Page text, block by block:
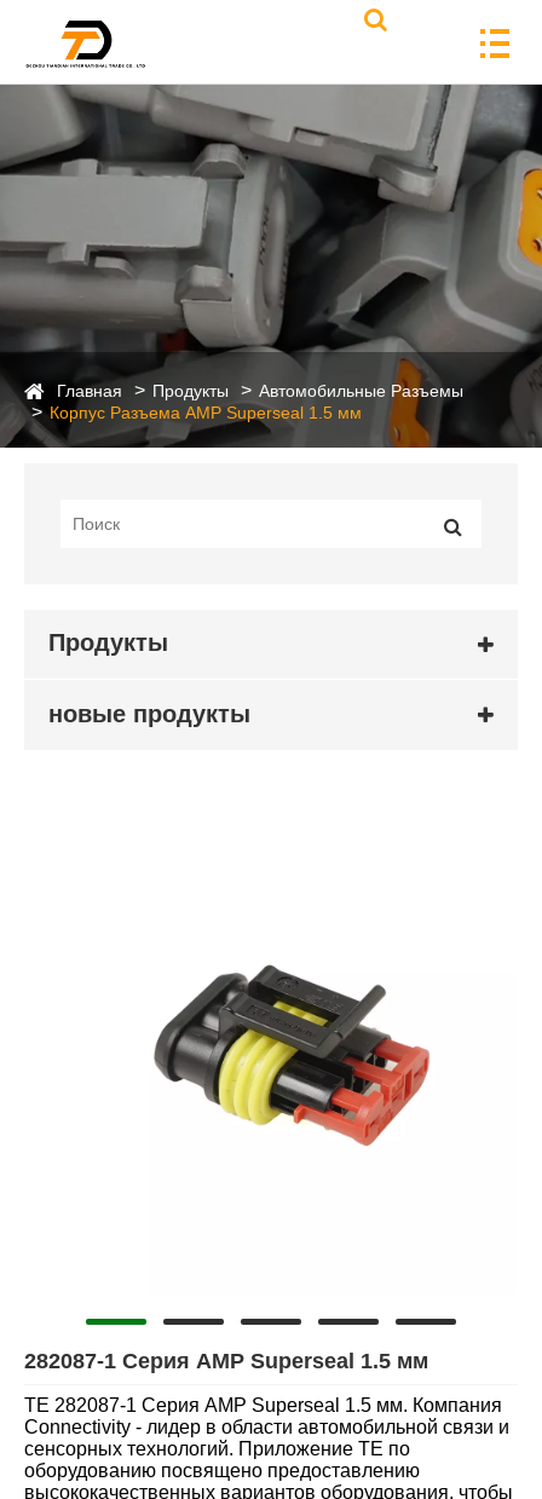
Главная Продукты
Автомобильные Разъемы
Корпус Разъема AMP Superseal 1.5 мм
Продукты
новые продукты
282087-1 Серия AMP Superseal 1.5 мм
TE 282087-1 Серия AMP Superseal 1.5 мм. Компания
Connectivity - лидер в области автомобильной связи и
сенсорных технологий. Приложение TE по
оборудованию посвящено предоставлению
высококачественных вариантов оборудования, чтобы